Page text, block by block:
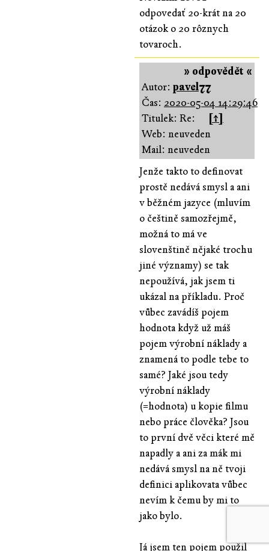
odpovedať 20-krát na 20
otázok o 20 rôznych
tovaroch.
» odpovědět «
Autor: pavel77
Čas: 2020-05-04 14:29:46
Titulek: Re:
[↑]
Web: neuveden
Mail: neuveden
Jenže takto to definovat
prostě nedává smysl a ani
v běžném jazyce (mluvím
o češtině samozřejmě,
možná to má ve
slovenštině nějaké trochu
jiné významy) se tak
nepoužívá, jak jsem ti
ukázal na příkladu. Proč
vůbec zavádíš pojem
hodnota když už máš
pojem výrobní náklady a
znamená to podle tebe to
samé? Jaké jsou tedy
výrobní náklady
(=hodnota) u kopie filmu
nebo práce člověka? Jsou
to první dvě věci které mě
napadly a ani za mák mi
nedává smysl na ně tvoji
definici aplikovata vůbec
nevím k čemu by mi to
jako bylo.
Já jsem ten pojem použil